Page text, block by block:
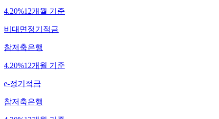
4.20%12개월 기준
비대면정기적금
참저축은행
4.20%12개월 기준
e-정기적금
참저축은행